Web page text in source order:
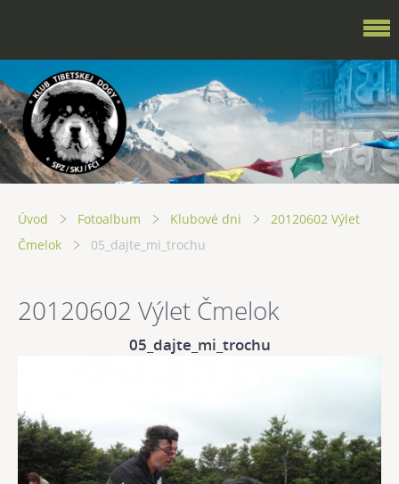
Úvod Fotoalbum Klubové dni
20120602 Výlet
Čmelok
05_dajte_mi_trochu
20120602 Výlet Čmelok
05_dajte_mi_trochu